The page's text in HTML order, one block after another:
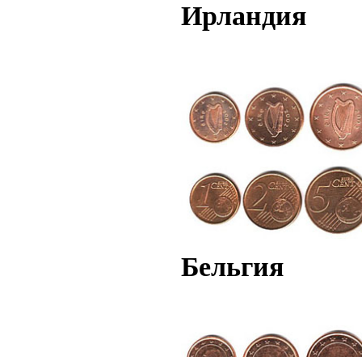
Ирландия
Бельгия